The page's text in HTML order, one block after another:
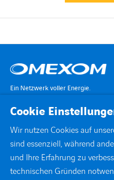
Ein Netzwerk voller Energie.
KONTAKT
DOWNLOADS
Cookie
Wir nutzen Cookies auf
sind essenziell, während
und Ihre Erfahrung zu
technischen Gründen